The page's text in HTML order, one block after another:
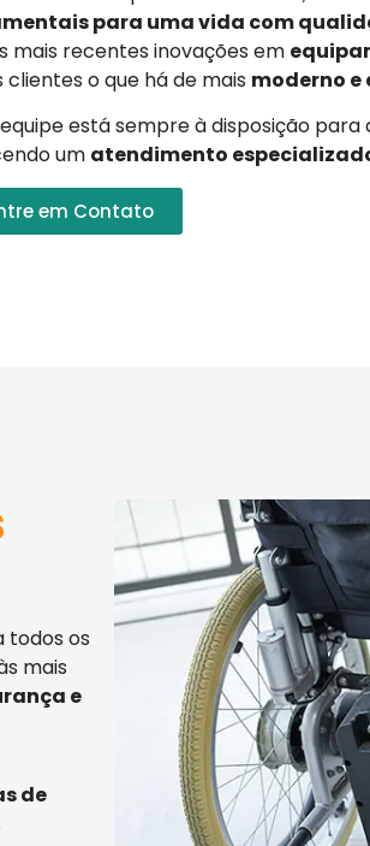
para uma vida com
mais recentes inovações em
clientes o que há de mais moderno
equipe está sempre à disposição
um atendimento
em Contato
todos os
mais
e
de